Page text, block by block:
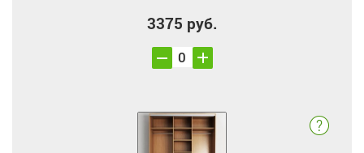
3375 руб.